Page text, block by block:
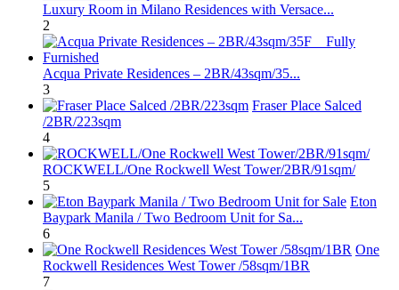
Luxury Room in Milano Residences with Versace...
2
Acqua Private Residences – 2BR/43sqm/35...
3
Fraser Place Salced
/2BR/223sqm
4
ROCKWELL/One Rockwell West Tower/2BR/91sqm/
5
Eton
Baypark Manila / Two Bedroom Unit for Sa...
6
One
Rockwell Residences West Tower /58sqm/1BR
7